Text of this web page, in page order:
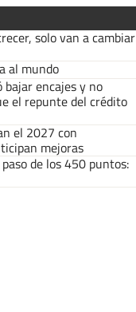
solo van a cambiar
al mundo
bajar encajes y no
el repunte del crédito
el 2027 con
mejoras
de los 450 puntos: